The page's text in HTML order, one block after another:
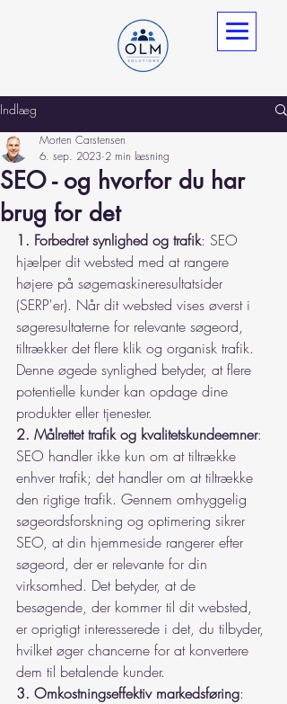
Indlæg
SEO - og hvorfor du har
brug for det
Morten Carstensen
6. sep. 2023 2 min læsning
1. Forbedret synlighed og trafik: SEO
hjælper dit websted med at rangere
højere på søgemaskineresultatsider
(SERP'er). Når dit websted vises øverst i
søgeresultaterne for relevante søgeord,
tiltrækker det flere klik og organisk trafik.
Denne øgede synlighed betyder, at flere
potentielle kunder kan opdage dine
produkter eller tjenester.
2. Målrettet trafik og kvalitetskundeemner:
SEO handler ikke kun om at tiltrække
enhver trafik; det handler om at tiltrække
den rigtige trafik. Gennem omhyggelig
søgeordsforskning og optimering sikrer
SEO, at din hjemmeside rangerer efter
søgeord, der er relevante for din
virksomhed. Det betyder, at de
besøgende, der kommer til dit websted,
er oprigtigt interesserede i det, du tilbyder,
hvilket øger chancerne for at konvertere
dem til betalende kunder.
3. Omkostningseffektiv markedsføring: